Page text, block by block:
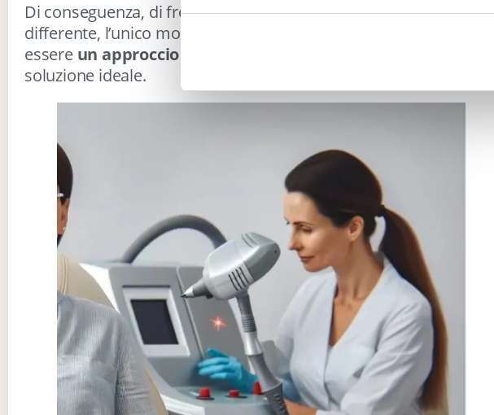
Di conseguenza, di fronte a una serie di condizioni complesse
differente, l’unico modo per intervenire dal punto di vista
essere un approccio personalizzato
soluzione ideale.